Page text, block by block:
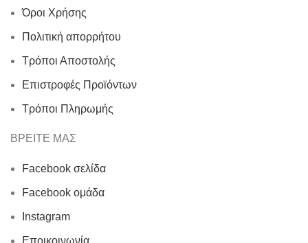
Όροι Χρήσης
Πολιτική απορρήτου
Τρόποι Αποστολής
Επιστροφές Προϊόντων
Τρόποι Πληρωμής
ΒΡΕΙΤΕ ΜΑΣ
Facebook σελίδα
Facebook ομάδα
Instagram
Εποικοινωνία